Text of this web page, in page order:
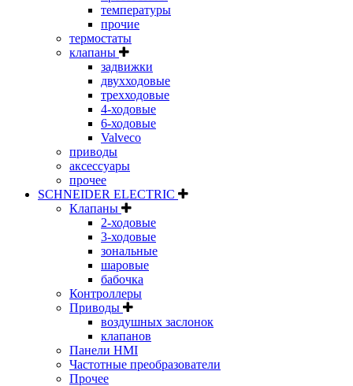
температуры
прочие
термостаты
клапаны
задвижки
двухходовые
трехходовые
4-ходовые
6-ходовые
Valveco
приводы
аксессуары
прочее
SCHNEIDER ELECTRIC
Клапаны
2-ходовые
3-ходовые
зональные
шаровые
бабочка
Контроллеры
Приводы
воздушных заслонок
клапанов
Панели HMI
Частотные преобразователи
Прочее